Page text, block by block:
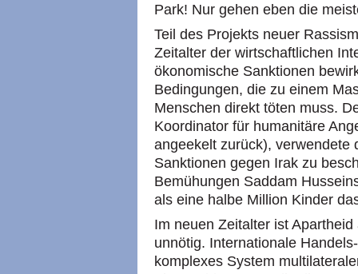
Park! Nur gehen eben die
Teil des Projekts neuer
Zeitalter der wirtschaftlichen
ökonomische Sanktionen
Bedingungen, die zu einem
Menschen direkt töten muss.
Koordinator für humanitäre
angeekelt zurück), verwendete
Sanktionen gegen Irak zu
Bemühungen Saddam
als eine halbe Million Kinder
Im neuen Zeitalter ist
unnötig. Internationale
komplexes System